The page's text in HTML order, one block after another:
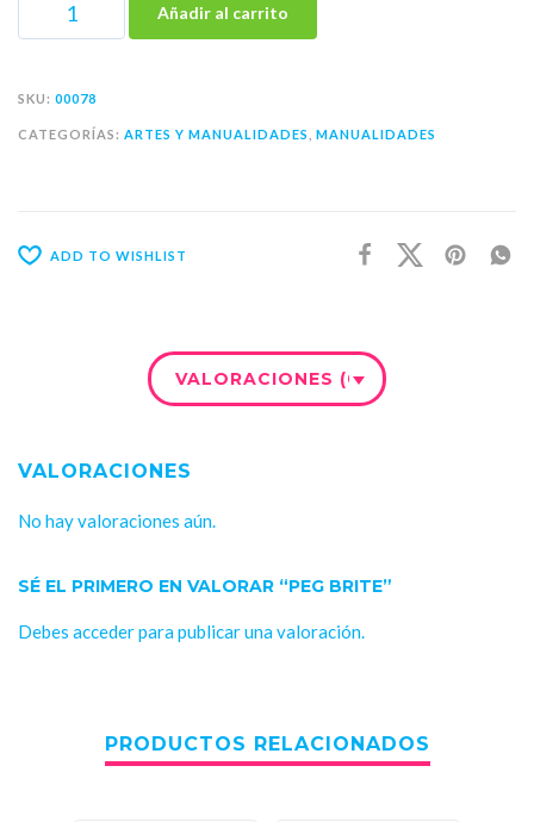
Añadir al carrito
SKU: 00078
CATEGORÍAS: ARTES Y MANUALIDADES MANUALIDADES
ADD TO WISHLIST
VALORACIONES (0)
VALORACIONES
No hay valoraciones aún.
SÉ EL PRIMERO EN VALORAR “PEG BRITE”
Debes accederpara publicar una valoración.
PRODUCTOS RELACIONADOS